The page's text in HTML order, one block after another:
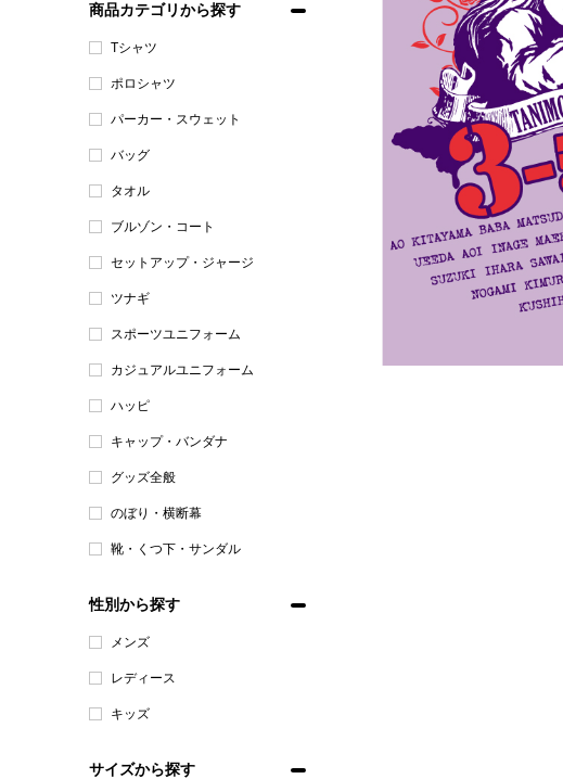
商品カテゴリから探す
Tシャツ
ポロシャツ
パーカー・スウェット
バッグ
タオル
ブルゾン・コート
セットアップ・ジャージ
ツナギ
スポーツユニフォーム
カジュアルユニフォーム
ハッピ
キャップ・バンダナ
グッズ全般
のぼり・横断幕
靴・くつ下・サンダル
性別から探す
メンズ
レディース
キッズ
サイズから探す